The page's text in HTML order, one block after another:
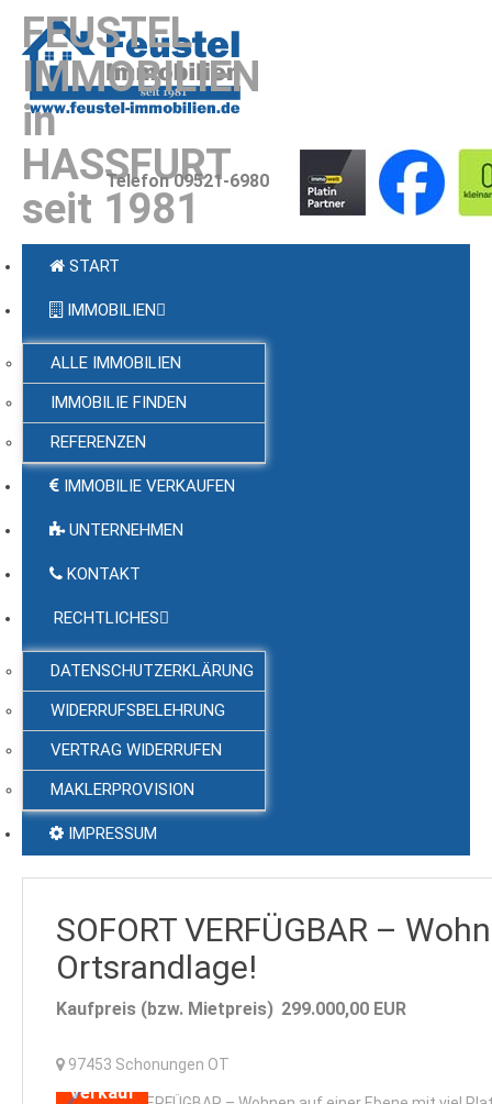
FEUSTEL
IMMOBILIEN
in
HASSFURT
seit 1981
Telefon 09521-6980
START
IMMOBILIEN
ALLE IMMOBILIEN
IMMOBILIE FINDEN
REFERENZEN
IMMOBILIE VERKAUFEN
UNTERNEHMEN
KONTAKT
RECHTLICHES
DATENSCHUTZERKLÄRUNG
WIDERRUFSBELEHRUNG
VERTRAG WIDERRUFEN
MAKLERPROVISION
IMPRESSUM
SOFORT VERFÜGBAR –
Ortsrandlage!
Kaufpreis (bzw. Mietpreis) 299.000,00 EUR
97453 Schonungen OT
Verkauf